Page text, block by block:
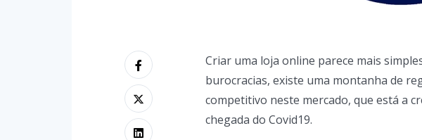
Criar uma loja online parece mais
burocracias, existe uma montanha de
competitivo neste mercado, que está a
chegada do Covid19.